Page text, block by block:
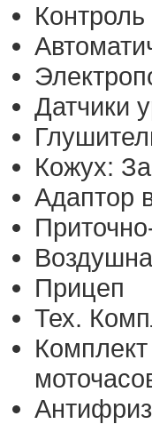
Контроль
Датчики
Кожух:
Адаптор
Прицеп
Тех.